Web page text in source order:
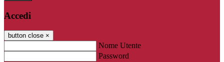
Accedi
button close ×
Nome Utente
Password